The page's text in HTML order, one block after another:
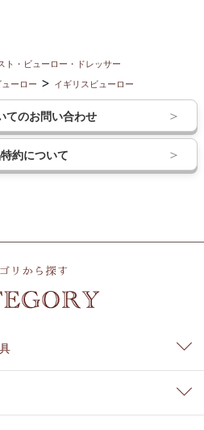
ト・ビューロー・ドレッサー
ーロー
イギリスビューロー
てのお問い合わせ
約について